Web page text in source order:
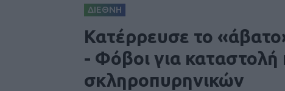
ΔΙΕΘΝΗ
Κατέρρευσε το
- Φόβοι για καταστολή
σκληροπυρηνικών